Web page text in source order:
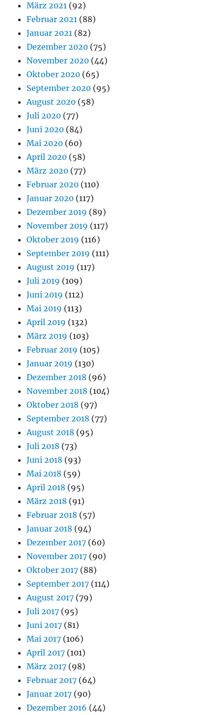
März 2021 (92)
Februar 2021 (88)
Januar 2021 (82)
Dezember 2020 (75)
November 2020 (44)
Oktober 2020 (65)
September 2020 (95)
August 2020 (58)
Juli 2020 (77)
Juni 2020 (84)
Mai 2020 (60)
April 2020 (58)
März 2020 (77)
Februar 2020 (110)
Januar 2020 (117)
Dezember 2019 (89)
November 2019 (117)
Oktober 2019 (116)
September 2019 (111)
August 2019 (117)
Juli 2019 (109)
Juni 2019 (112)
Mai 2019 (113)
April 2019 (132)
März 2019 (103)
Februar 2019 (105)
Januar 2019 (130)
Dezember 2018 (96)
November 2018 (104)
Oktober 2018 (97)
September 2018 (77)
August 2018 (95)
Juli 2018 (73)
Juni 2018 (93)
Mai 2018 (59)
April 2018 (95)
März 2018 (91)
Februar 2018 (57)
Januar 2018 (94)
Dezember 2017 (60)
November 2017 (90)
Oktober 2017 (88)
September 2017 (114)
August 2017 (79)
Juli 2017 (95)
Juni 2017 (81)
Mai 2017 (106)
April 2017 (101)
März 2017 (98)
Februar 2017 (64)
Januar 2017 (90)
Dezember 2016 (44)